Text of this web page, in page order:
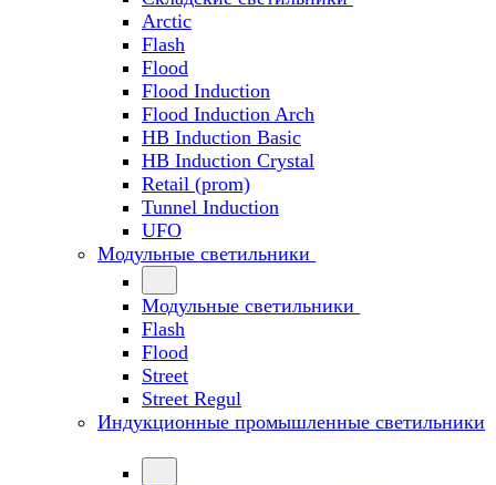
Arctic
Flash
Flood
Flood Induction
Flood Induction Arch
HB Induction Basic
HB Induction Crystal
Retail (prom)
Tunnel Induction
UFO
Модульные светильники
Модульные светильники
Flash
Flood
Street
Street Regul
Индукционные промышленные светильники